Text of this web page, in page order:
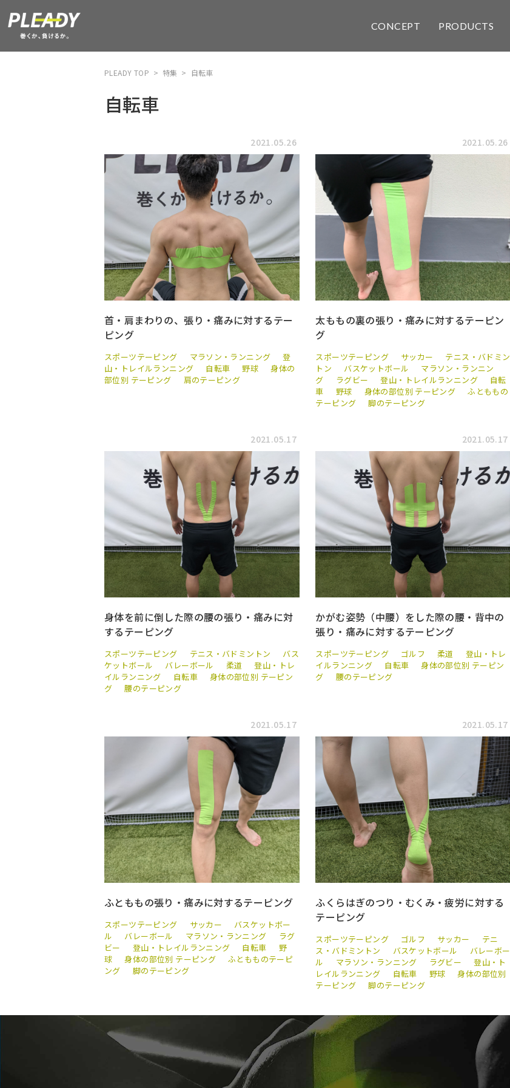
CONCEPT PRODUCTS
PLEADY TOP > 特集 > 自転車
自転車
2021.05.26
首・肩まわりの、張り・痛みに対するテー
ピング
スポーツテーピング マラソン・ランニング
登
山・トレイルランニング
自転車 野球
身体の
部位別 テーピング
肩のテーピング
2021.05.26
太ももの裏の張り・痛みに対するテーピン
グ
スポーツテーピング サッカー
テニス・バドミン
トン
バスケットボール
マラソン・ランニン
グ
ラグビー 登山・トレイルランニング
自転
車
野球 身体の部位別 テーピング
ふとももの
テーピング
脚のテーピング
2021.05.17
身体を前に倒した際の腰の張り・痛みに対
するテーピング
スポーツテーピング テニス・バドミントン
バス
ケットボール
バレーボール 柔道
登山・トレ
イルランニング
自転車
身体の部位別 テーピン
グ
腰のテーピング
2021.05.17
かがむ姿勢（中腰）をした際の腰・背中の
張り・痛みに対するテーピング
スポーツテーピング ゴルフ 柔道
登山・トレ
イルランニング
自転車
身体の部位別 テーピン
グ
腰のテーピング
2021.05.17
ふとももの張り・痛みに対するテーピング
スポーツテーピング サッカー
バスケットボー
ル
バレーボール マラソン・ランニング
ラグ
ビー
登山・トレイルランニング 自転車
野
球
身体の部位別 テーピング
ふともものテーピ
ング
脚のテーピング
2021.05.17
ふくらはぎのつり・むくみ・疲労に対する
テーピング
スポーツテーピング ゴルフ サッカー
テニ
ス・バドミントン
バスケットボール
バレーボー
ル
マラソン・ランニング ラグビー
登山・ト
レイルランニング
自転車 野球
身体の部位別
テーピング
脚のテーピング